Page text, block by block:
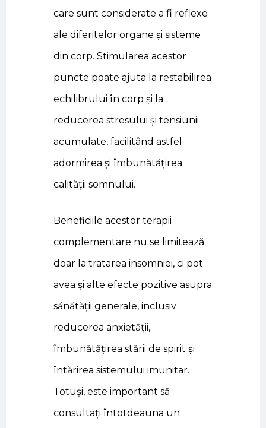
care sunt considerate a fi reflexe
ale diferitelor organe și sisteme
din corp. Stimularea acestor
puncte poate ajuta la restabilirea
echilibrului în corp și la
reducerea stresului și tensiunii
acumulate, facilitând astfel
adormirea și îmbunătățirea
calității somnului.
Beneficiile acestor terapii
complementare nu se limitează
doar la tratarea insomniei, ci pot
avea și alte efecte pozitive asupra
sănătății generale, inclusiv
reducerea anxietății,
îmbunătățirea stării de spirit și
întărirea sistemului imunitar.
Totuși, este important să
consultați întotdeauna un